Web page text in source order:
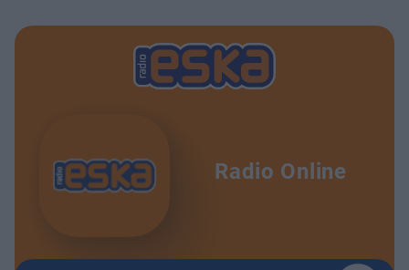
Radio Online